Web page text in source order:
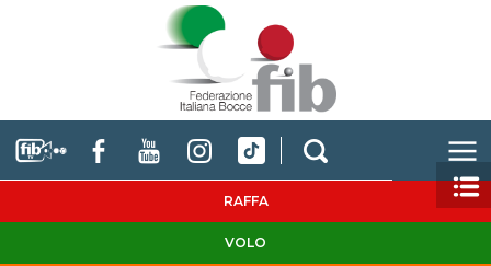
RAFFA
VOLO